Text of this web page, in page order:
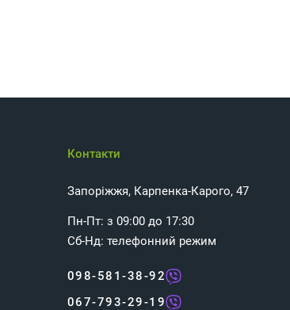
Контакти
Запоріжжя, Карпенка-Карого, 47
Пн-Пт: з 09:00 до 17:30
Сб-Нд: телефонний режим
098-581-38-92
067-793-29-19